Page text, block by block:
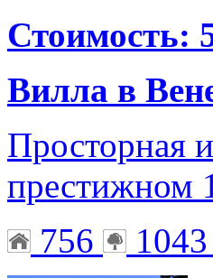
Стоимость:
Вилла в
Просторная
престижном
756
1043